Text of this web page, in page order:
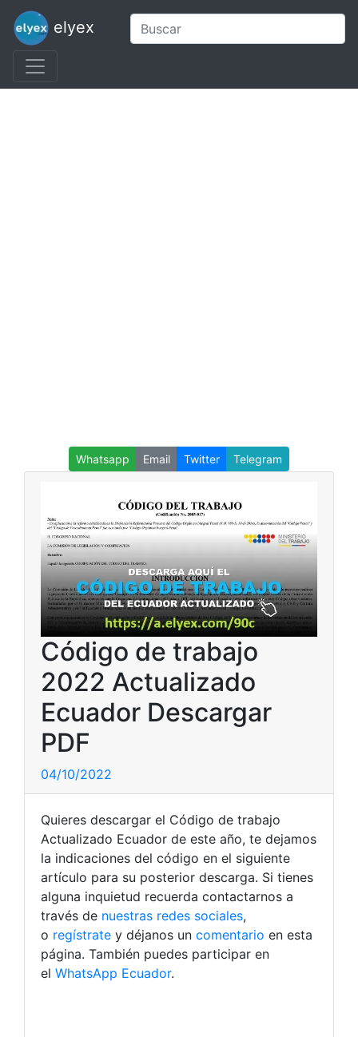
elyex
Whatsapp Email Twitter Telegram
Código de trabajo
2022 Actualizado
Ecuador Descargar
PDF
04/10/2022
Quieres descargar el Código de trabajo
Actualizado Ecuador de este año, te dejamos
la indicaciones del código en el siguiente
artículo para su posterior descarga. Si tienes
alguna inquietud recuerda contactarnos a
través de nuestras redes sociales,
o regístrate y déjanos un comentario en esta
página. También puedes participar en
el WhatsApp Ecuador.